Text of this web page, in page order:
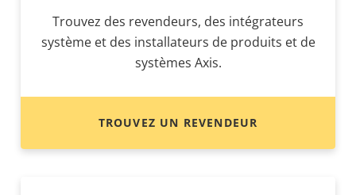
Trouvez des revendeurs, des intégrateurs
système et des installateurs de produits et de
systèmes Axis.
TROUVEZ UN REVENDEUR